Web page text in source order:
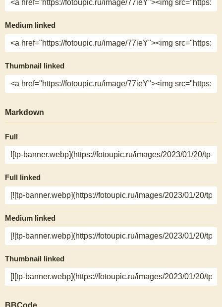
Medium linked
Thumbnail linked
Markdown
Full
Full linked
Medium linked
Thumbnail linked
BBCode